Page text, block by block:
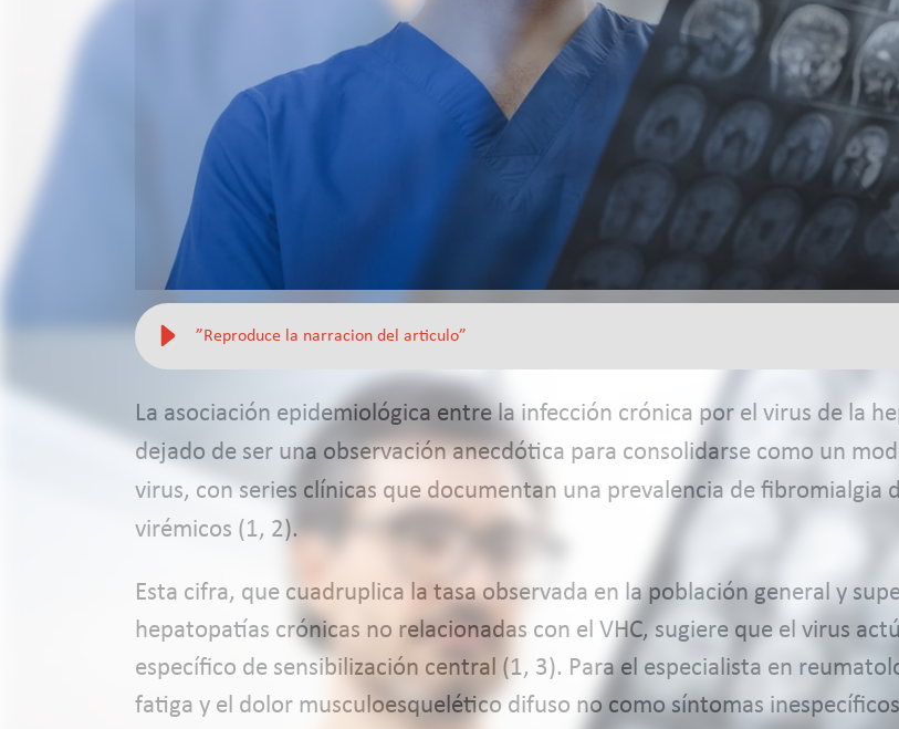
”Reproduce la narracion del articulo”
La asociación epidemiológica entre la infección crónica por el virus de la
dejado de ser una observación anecdótica para consolidarse como un
virus, con series clínicas que documentan una prevalencia de fibromialgia
virémicos (1, 2).
Esta cifra, que cuadruplica la tasa observada en la población general y
hepatopatías crónicas no relacionadas con el VHC, sugiere que el virus
específico de sensibilización central (1, 3). Para el especialista en
fatiga y el dolor musculoesquelético difuso no como síntomas